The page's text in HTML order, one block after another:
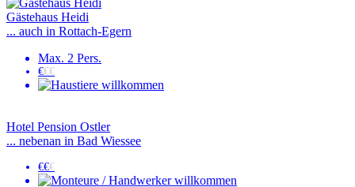
Gästehaus Heidi
... auch in Rottach-Egern
Max. 2 Pers.
€€€
Hotel Pension Ostler
... nebenan in Bad Wiessee
€€€